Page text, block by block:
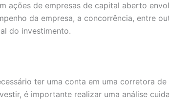
ações de empresas de capital aberto
da empresa, a concorrência, entre
do investimento.
ter uma conta em uma corretora
é importante realizar uma análise